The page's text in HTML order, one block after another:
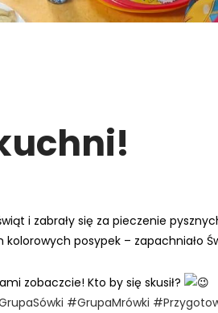
i zabrały się za pieczenie
posypek – zapachniało
zobaczcie! Kto by się skusił?
#GrupaMrówki